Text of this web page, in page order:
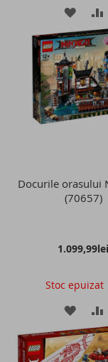
LA
LISTA
DE
Docurile orasului
(70657)
1.099,99lei
Stoc epuizat
LA
LISTA